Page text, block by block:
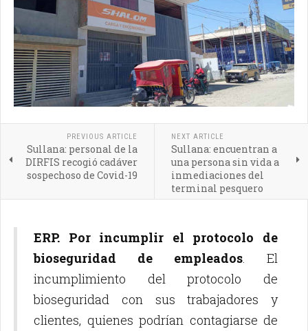
PREVIOUS ARTICLE
Sullana: personal de la
DIRFIS recogió cadáver
sospechoso de Covid-19
NEXT ARTICLE
Sullana: encuentran a
una persona sin vida a
inmediaciones del
terminal pesquero
ERP. Por incumplir el protocolo de
bioseguridad de empleados . El
incumplimiento del protocolo de
bioseguridad con sus trabajadores y
clientes, quienes podrían contagiarse de